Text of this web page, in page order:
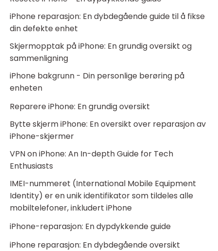
iPhone reparasjon: En dybdegående guide til å fikse
din defekte enhet
Skjermopptak på iPhone: En grundig oversikt og
sammenligning
iPhone bakgrunn - Din personlige berøring på
enheten
Reparere iPhone: En grundig oversikt
Bytte skjerm iPhone: En oversikt over reparasjon av
iPhone-skjermer
VPN on iPhone: An In-depth Guide for Tech
Enthusiasts
IMEI-nummeret (International Mobile Equipment
Identity) er en unik identifikator som tildeles alle
mobiltelefoner, inkludert iPhone
iPhone-reparasjon: En dypdykkende guide
iPhone reparasjon: En dybdegående oversikt